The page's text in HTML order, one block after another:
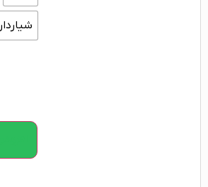
شیاردار